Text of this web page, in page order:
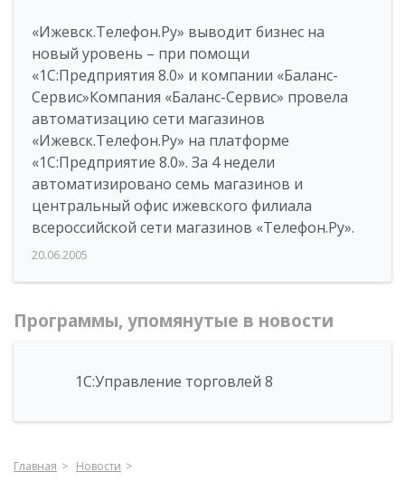
«Ижевск.Телефон.Ру» выводит бизнес на
новый уровень – при помощи
«1С:Предприятия 8.0» и компании «Баланс-
Сервис»Компания «Баланс-Сервис» провела
автоматизацию сети магазинов
«Ижевск.Телефон.Ру» на платформе
«1С:Предприятие 8.0». За 4 недели
автоматизировано семь магазинов и
центральный офис ижевского филиала
всероссийской сети магазинов «Телефон.Ру».
20.06.2005
Программы, упомянутые в новости
1С:Управление торговлей 8
Главная
Новости